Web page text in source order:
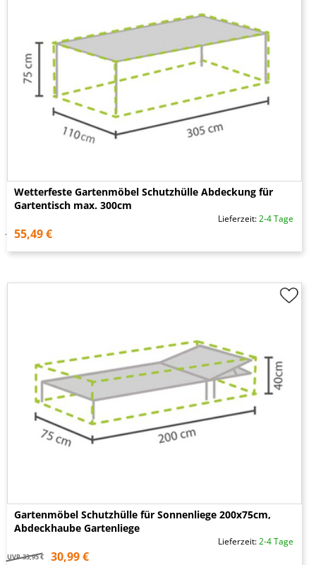
Wetterfeste Gartenmöbel Schutzhülle Abdeckung für
Gartentisch max. 300cm
Lieferzeit:2-4 Tage
55,49 €
Gartenmöbel Schutzhülle für Sonnenliege 200x75cm,
Abdeckhaube Gartenliege
Lieferzeit:2-4 Tage
UVP 33,95 € 30,99 €